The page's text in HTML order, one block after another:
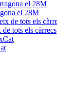
el 28M
tots els càrrecs